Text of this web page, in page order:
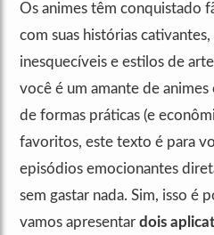
Os animes têm conquistado
com suas histórias
inesquecíveis e estilos de
você é um amante de
de formas práticas (e
favoritos, este texto é para
episódios emocionantes
sem gastar nada. Sim, isso é
vamos apresentar dois